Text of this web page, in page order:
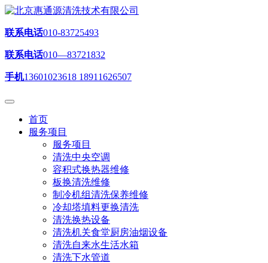
联系电话010-83725493
联系电话010—83721832
手机13601023618 18911626507
首页
服务项目
服务项目
清洗中央空调
容积式换热器维修
板换清洗维修
制冷机组清洗保养维修
冷却塔填料更换清洗
清洗换热设备
清洗机关食堂厨房油烟设备
清洗自来水生活水箱
清洗下水管道